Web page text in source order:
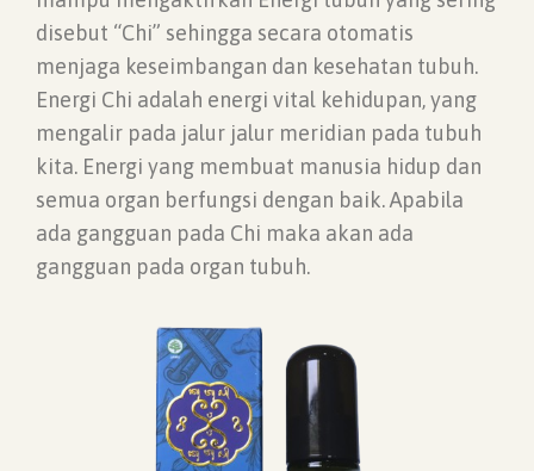
disebut “Chi” sehingga secara otomatis
menjaga keseimbangan dan kesehatan tubuh.
Energi Chi adalah energi vital kehidupan, yang
mengalir pada jalur jalur meridian pada tubuh
kita. Energi yang membuat manusia hidup dan
semua organ berfungsi dengan baik. Apabila
ada gangguan pada Chi maka akan ada
gangguan pada organ tubuh.